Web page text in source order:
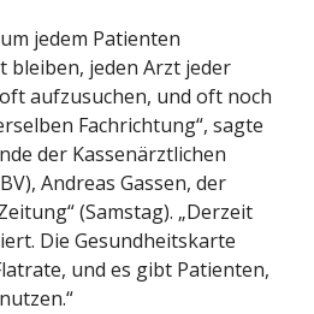
jedem Patienten
jeden Arzt jeder
aufzusuchen, und oft noch
Fachrichtung“, sagte
der Kassenärztlichen
Andreas Gassen, der
(Samstag). „Derzeit
Die Gesundheitskarte
und es gibt Patienten,